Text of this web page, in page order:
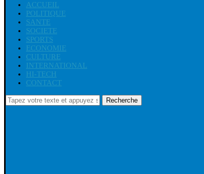
ACCUEIL
POLITIQUE
SANTE
SOCIETE
SPORTS
ECONOMIE
CULTURE
INTERNATIONAL
HI-TECH
CONTACT
Recherche